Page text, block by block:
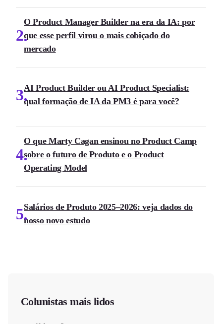
2
O Product Manager Builder na era da IA: por
que esse perfil virou o mais cobiçado do
mercado
3AI Product Builder ou AI Product Specialist:
qual formação de IA da PM3 é para você?
4
O que Marty Cagan ensinou no Product Camp
sobre o futuro de Produto e o Product
Operating Model
5Salários de Produto 2025–2026: veja dados do
nosso novo estudo
Colunistas mais lidos